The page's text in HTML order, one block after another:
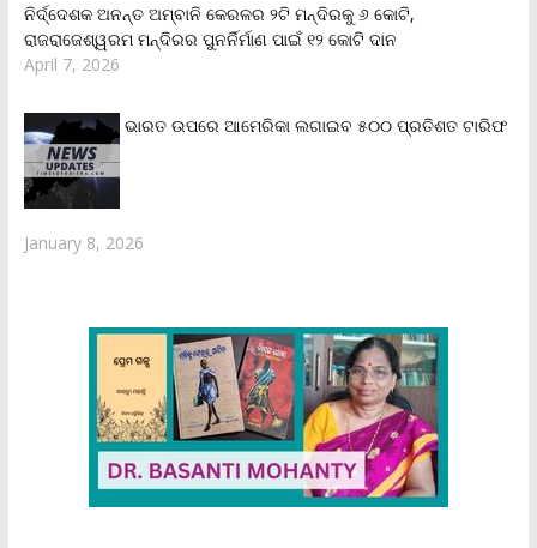
ନିର୍ଦ୍ଦେଶକ ଅନନ୍ତ ଅମ୍ବାନି କେରଳର ୨ଟି ମନ୍ଦିରକୁ ୬ କୋଟି,
ରାଜରାଜେଶ୍ୱରମ ମନ୍ଦିରର ପୁନର୍ନିର୍ମାଣ ପାଇଁ ୧୨ କୋଟି ଦାନ
April 7, 2026
ଭାରତ ଉପରେ ଆମେରିକା ଲଗାଇବ ୫୦୦ ପ୍ରତିଶତ ଟାରିଫ
January 8, 2026